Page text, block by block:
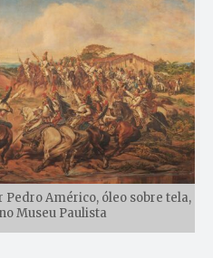
Américo, óleo sobre tela,
Museu Paulista